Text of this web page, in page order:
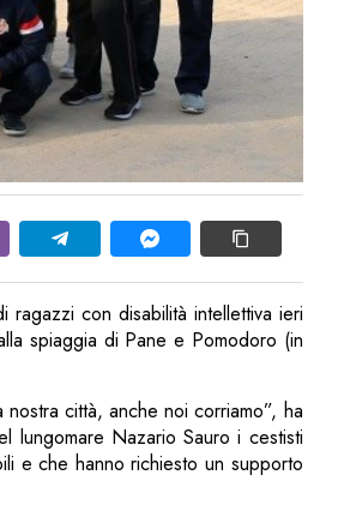
con disabilità intellettiva ieri
spiaggia di Pane e Pomodoro (in
città, anche noi corriamo”, ha
lungomare Nazario Sauro i cestisti
e che hanno richiesto un supporto